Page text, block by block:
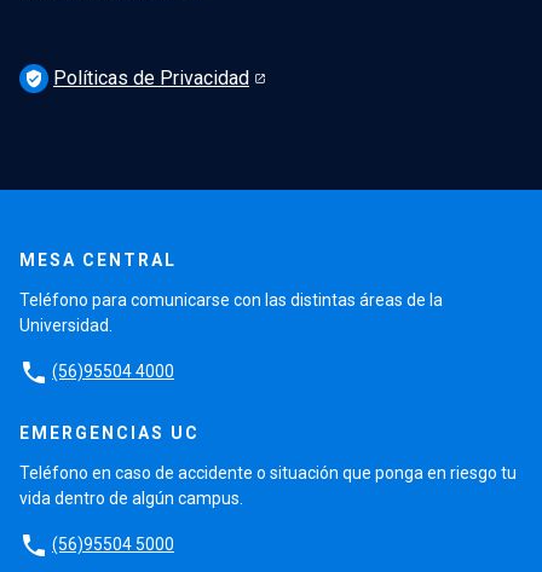
verified_user Políticas de Privacidad
MESA CENTRAL
Teléfono para comunicarse con las distintas áreas de la
Universidad.
phone (56)95504 4000
EMERGENCIAS UC
Teléfono en caso de accidente o situación que ponga en riesgo tu
vida dentro de algún campus.
phone (56)95504 5000